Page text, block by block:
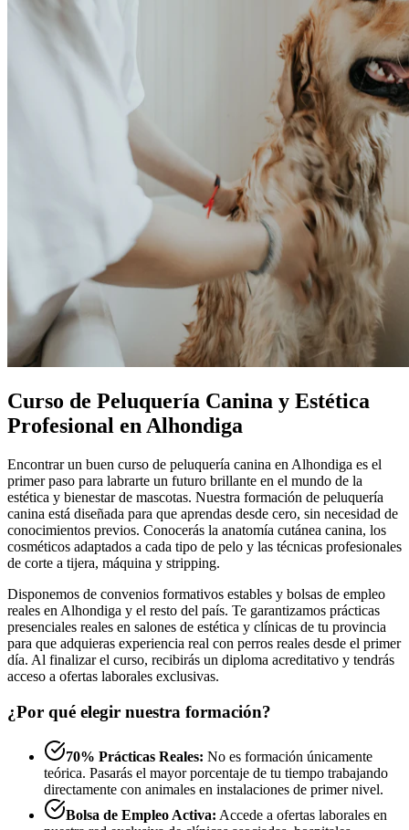
Curso de Peluquería Canina y Estética
Profesional en Alhondiga
Encontrar un buen curso de peluquería canina en Alhondiga es el
primer paso para labrarte un futuro brillante en el mundo de la
estética y bienestar de mascotas. Nuestra formación de peluquería
canina está diseñada para que aprendas desde cero, sin necesidad de
conocimientos previos. Conocerás la anatomía cutánea canina, los
cosméticos adaptados a cada tipo de pelo y las técnicas profesionales
de corte a tijera, máquina y stripping.
Disponemos de convenios formativos estables y bolsas de empleo
reales en Alhondiga y el resto del país. Te garantizamos prácticas
presenciales reales en salones de estética y clínicas de tu provincia
para que adquieras experiencia real con perros reales desde el primer
día. Al finalizar el curso, recibirás un diploma acreditativo y tendrás
acceso a ofertas laborales exclusivas.
¿Por qué elegir nuestra formación?
70% Prácticas Reales: No es formación únicamente
teórica. Pasarás el mayor porcentaje de tu tiempo trabajando
directamente con animales en instalaciones de primer nivel.
Bolsa de Empleo Activa: Accede a ofertas laborales en